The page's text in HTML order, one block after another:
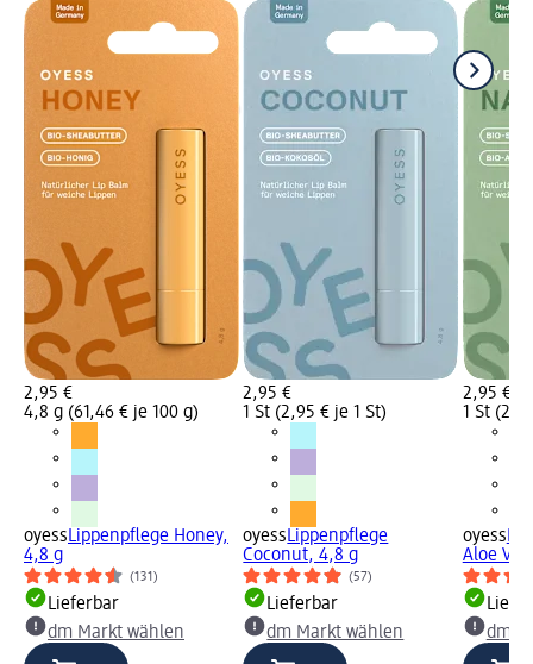
2,95 €
4,8 g (61,46 € je 100 g)
oyessLippenpflege Honey,
4,8 g
(131)
Lieferbar
dm Markt wählen
2,95 €
1 St (2,95 € je 1 St)
oyessLippenpflege
Coconut, 4,8 g
(57)
Lieferbar
dm Markt wählen
2,95 €
1 St
oyess
Aloe
dm